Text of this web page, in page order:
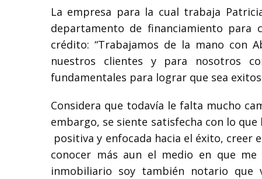
La empresa para la cual trabaja
departamento de financiamiento
crédito: “Trabajamos de la mano con
nuestros clientes y para nosotros
fundamentales para lograr que sea
Considera que todavía le falta mucho
embargo, se siente satisfecha con lo
positiva y enfocada hacia el éxito, creer
conocer más aun el medio en que me
inmobiliario soy también notario